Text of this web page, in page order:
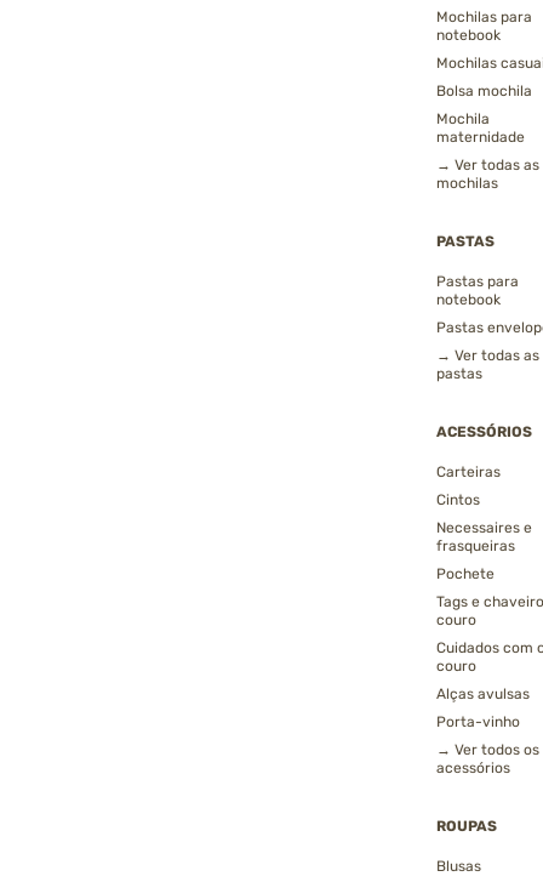
Mochilas para
notebook
Mochilas
Bolsa mochila
Mochila
maternidade
→ Ver todas as
mochilas
PASTAS
Pastas para
notebook
Pastas
→ Ver todas as
pastas
ACESSÓRIOS
Carteiras
Cintos
Necessaires e
frasqueiras
Pochete
Tags e
couro
Cuidados com
couro
Alças avulsas
Porta-vinho
→ Ver todos os
acessórios
ROUPAS
Blusas